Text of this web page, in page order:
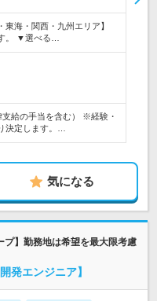
東海・関西・九州エリア】
。 ▼選べる…
給の手当を含む） ※経験・
決定します。…
気になる
】勤務地は希望を最大限考慮
発エンジニア】